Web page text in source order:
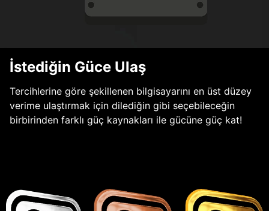
İstediğin Güce Ulaş
Tercihlerine göre şekillenen bilgisayarını en üst düzey
verime ulaştırmak için dilediğin gibi seçebileceğin
birbirinden farklı güç kaynakları ile gücüne güç kat!